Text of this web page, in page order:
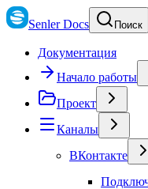
Senler Docs Поиск
Документация
Начало работы
Проект
Каналы
ВКонтакте